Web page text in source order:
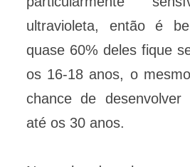
ultravioleta, então é
quase 60% deles fique
os 16-18 anos, o
chance de
até os 30 anos.